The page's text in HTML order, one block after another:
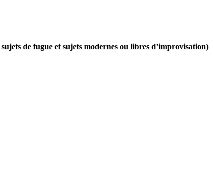
de fugue et sujets modernes ou libres d’improvisation)